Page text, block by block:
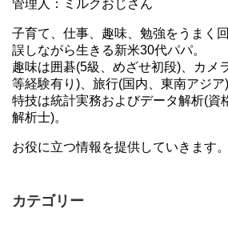
管理人：ミルクおじさん
子育て、仕事、趣味、勉強をうまく
誤しながら生きる新米30代パパ。
趣味は囲碁(5級、めざせ初段)、カメ
等経験有り)、旅行(国内、東南アジア)
特技は統計実務およびデータ解析(資
解析士)。
お役に立つ情報を提供していきます。
カテゴリー